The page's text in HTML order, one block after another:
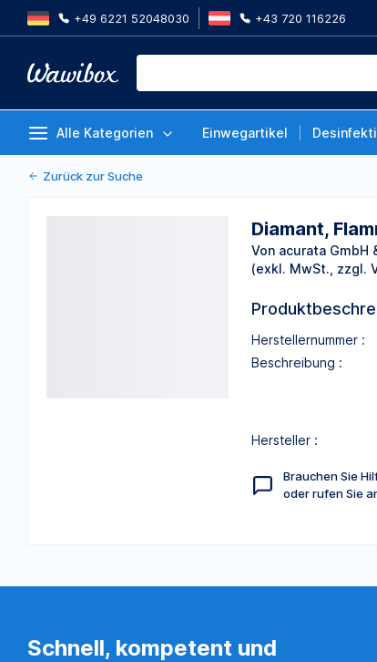
+49 6221 52048030 +43 720 116226
Alle Kategorien Einwegartikel
Diamant, Flamme bauchig, ⌀
Zurück zur Suche
Diamant,
Von acurata GmbH
(exkl. MwSt., zzgl.
Herstellernummer :
Beschreibung :
Hersteller :
Brauchen Sie
oder rufen Sie
Schnell, kompetent und